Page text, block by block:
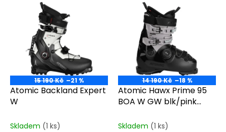
ůo
d
u
15 190 Kč –21 %
Atomic Backland Expert
W
Skladem (1 ks)
14 190 Kč –18 %
Atomic Hawx Prime 95
BOA W GW blk/pink
Skladem (1 ks)